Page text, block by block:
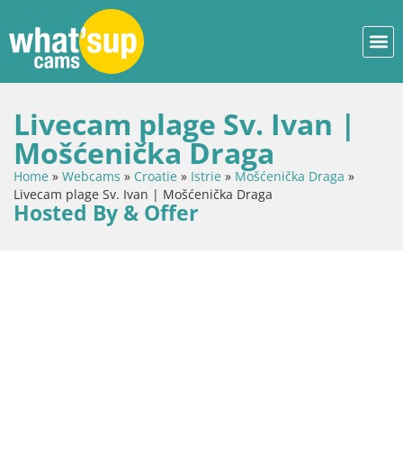
Livecam plage Sv. Ivan |
Mošćenička Draga
Home » Webcams » Croatie » Istrie » Mošćenička Draga »
Livecam plage Sv. Ivan | Mošćenička Draga
Hosted By & Offer